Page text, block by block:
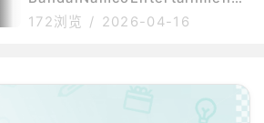
帕斯钢弹(EX)」／UR「亚芙萝
蒂雅」相关情报。UR「独角兽钢
「哈帕斯钢弹(EX
nc.旗下AppStore、GooglePla
以来的1周年，非常感谢各位玩家
的支持，在此公开纪念1周年的特
172浏览 / 2026-04-16